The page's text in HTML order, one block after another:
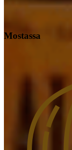
Mostassa